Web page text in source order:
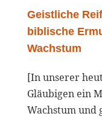
Geistliche
biblische
Wachstum
[In unserer
Gläubigen ein
Wachstum und